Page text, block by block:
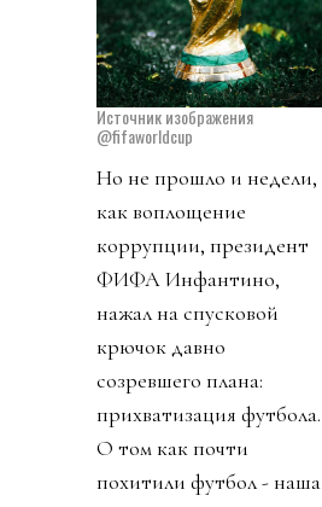
Источник изображения
@fifaworldcup
Но не прошло и недели,
как воплощение
коррупции, президент
ФИФА Инфантино,
нажал на спусковой
крючок давно
созревшего плана:
прихватизация футбола.
О том как почти
похитили футбол - наша